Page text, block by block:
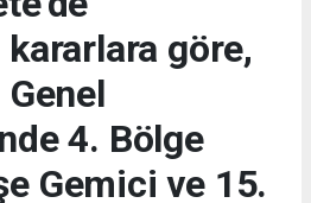
kararlara göre,
4. Bölge
Gemici ve 15.